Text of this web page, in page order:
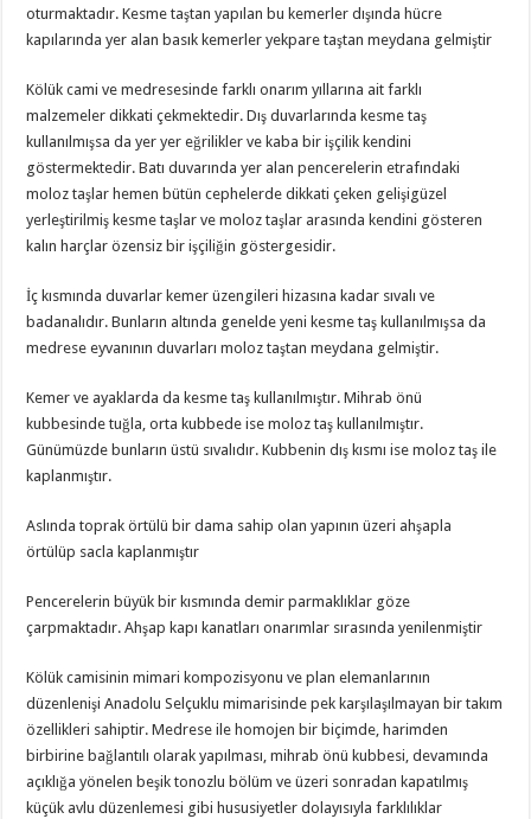
oturmaktadır. Kesme taştan yapılan bu kemerler dışında hücre
kapılarında yer alan basık kemerler yekpare taştan meydana gelmiştir
Kölük cami ve medresesinde farklı onarım yıllarına ait farklı
malzemeler dikkati çekmektedir. Dış duvarlarında kesme taş
kullanılmışsa da yer yer eğrilikler ve kaba bir işçilik kendini
göstermektedir. Batı duvarında yer alan pencerelerin etrafındaki
moloz taşlar hemen bütün cephelerde dikkati çeken gelişigüzel
yerleştirilmiş kesme taşlar ve moloz taşlar arasında kendini gösteren
kalın harçlar özensiz bir işçiliğin göstergesidir.
İç kısmında duvarlar kemer üzengileri hizasına kadar sıvalı ve
badanalıdır. Bunların altında genelde yeni kesme taş kullanılmışsa da
medrese eyvanının duvarları moloz taştan meydana gelmiştir.
Kemer ve ayaklarda da kesme taş kullanılmıştır. Mihrab önü
kubbesinde tuğla, orta kubbede ise moloz taş kullanılmıştır.
Günümüzde bunların üstü sıvalıdır. Kubbenin dış kısmı ise moloz taş ile
kaplanmıştır.
Aslında toprak örtülü bir dama sahip olan yapının üzeri ahşapla
örtülüp sacla kaplanmıştır
Pencerelerin büyük bir kısmında demir parmaklıklar göze
çarpmaktadır. Ahşap kapı kanatları onarımlar sırasında yenilenmiştir
Kölük camisinin mimari kompozisyonu ve plan elemanlarının
düzenlenişi Anadolu Selçuklu mimarisinde pek karşılaşılmayan bir takım
özellikleri sahiptir. Medrese ile homojen bir biçimde, harimden
birbirine bağlantılı olarak yapılması, mihrab önü kubbesi, devamında
açıklığa yönelen beşik tonozlu bölüm ve üzeri sonradan kapatılmış
küçük avlu düzenlemesi gibi hususiyetler dolayısıyla farklılıklar